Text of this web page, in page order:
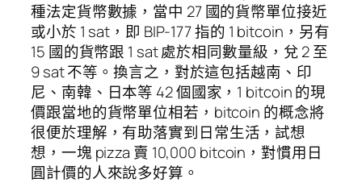
種法定貨幣數據，當中 27 國的貨幣單位接近
或小於 1 sat，即 BIP-177 指的 1 bitcoin，另有
15 國的貨幣跟 1 sat 處於相同數量級，兌 2 至
9 sat 不等。換言之，對於這包括越南、印
尼、南韓、日本等 42 個國家，1 bitcoin 的現
價跟當地的貨幣單位相若，bitcoin 的概念將
很便於理解，有助落實到日常生活，試想
想，一塊 pizza 賣 10,000 bitcoin，對慣用日
圓計價的人來說多好算。